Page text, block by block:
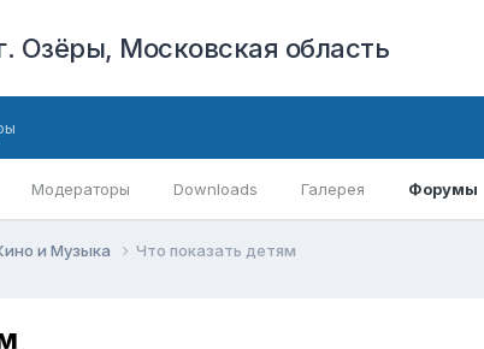
Московская область
Модераторы Downloads Галерея Форумы
и Музыка Что показать детям